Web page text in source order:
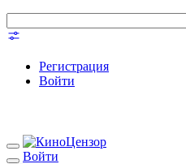
Регистрация
Войти
Войти